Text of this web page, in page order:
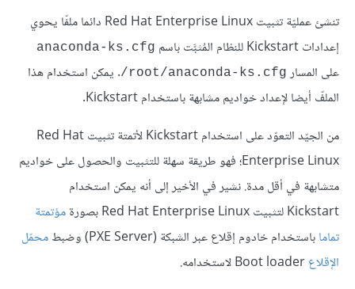
تنشئ عمليّة تثبيت Red Hat Enterprise Linux دائما ملفّا يحوي
إعدادات Kickstart للنظام المُثبَّت باسم
anaconda-ks.cfg
على المسار root/anaconda-ks.cfg/
. يمكن استخدام هذا
الملفّ أيضا لإعداد خواديم مشابهة باستخدام Kickstart.
من الجيّد التعوّد على استخدام Kickstart لأتمتة تثبيت Red Hat
Enterprise Linux؛ فهو طريقة سهلة للتثبيت والحصول على خواديم
متشابهة في أقل مدة. نشير في اﻷخير إلى أنه يمكن استخدام
Kickstart لتثبيت Red Hat Enterprise Linux بصورة
مؤتمتة
تماماباستخدام خادوم إقلاع عبر الشبكة (PXE Server) وضبط
محمّل
الإقلاع